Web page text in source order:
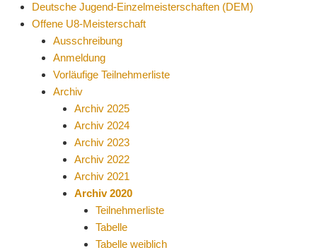
Deutsche Jugend-Einzelmeisterschaften (DEM)
Offene U8-Meisterschaft
Ausschreibung
Anmeldung
Vorläufige Teilnehmerliste
Archiv
Archiv 2025
Archiv 2024
Archiv 2023
Archiv 2022
Archiv 2021
Archiv 2020
Teilnehmerliste
Tabelle
Tabelle weiblich